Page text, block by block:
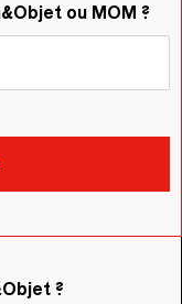
ou MOM ?
?